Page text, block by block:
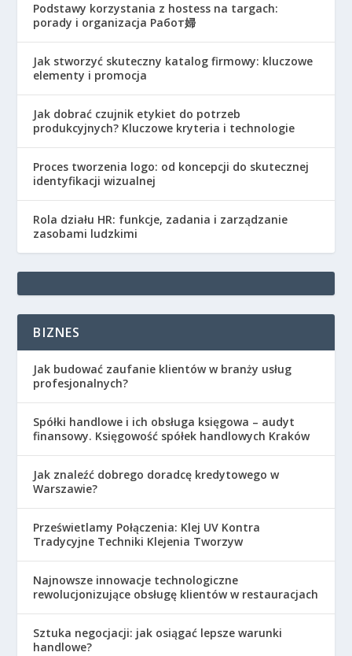
Podstawy korzystania z hostess na targach:
porady i organizacja Работ婦
Jak stworzyć skuteczny katalog firmowy: kluczowe
elementy i promocja
Jak dobrać czujnik etykiet do potrzeb
produkcyjnych? Kluczowe kryteria i technologie
Proces tworzenia logo: od koncepcji do skutecznej
identyfikacji wizualnej
Rola działu HR: funkcje, zadania i zarządzanie
zasobami ludzkimi
BIZNES
Jak budować zaufanie klientów w branży usług
profesjonalnych?
Spółki handlowe i ich obsługa księgowa – audyt
finansowy. Księgowość spółek handlowych Kraków
Jak znaleźć dobrego doradcę kredytowego w
Warszawie?
Prześwietlamy Połączenia: Klej UV Kontra
Tradycyjne Techniki Klejenia Tworzyw
Najnowsze innowacje technologiczne
rewolucjonizujące obsługę klientów w restauracjach
Sztuka negocjacji: jak osiągać lepsze warunki
handlowe?